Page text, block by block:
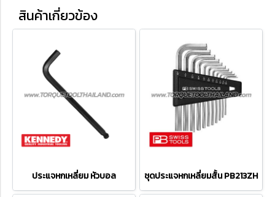
สินค้าเกี่ยวข้อง
ประแจหกเหลี่ยม หัวบอล ชุดประแจหกเหลี่ยมสั้น PB213ZH